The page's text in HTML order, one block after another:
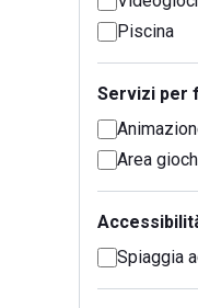
Piscina
Servizi per
Area
Spiaggia